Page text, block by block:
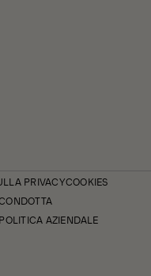
PRIVACYCOOKIES
POLITICA AZIENDALE